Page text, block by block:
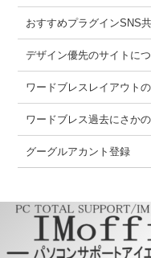
おすすめプラグインSNS
デザイン優先のサイトに
ワードブレスレイアウト
ワードブレス過去にさか
グーグルアカント登録